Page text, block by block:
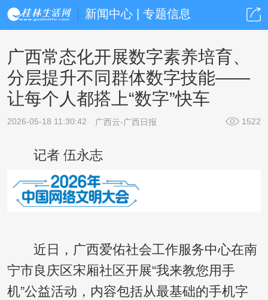
新闻中心 | 专题信息
广西常态化开展数字素养培育、
分层提升不同群体数字技能——
让每个人都搭上“数字”快车
2026-05-18 11:30:42 广西云-广西日报 1522
记者 伍永志
近日，广西爱佑社会工作服务中心在南
宁市良庆区宋厢社区开展“我来教您用手
机”公益活动，内容包括从最基础的手机字